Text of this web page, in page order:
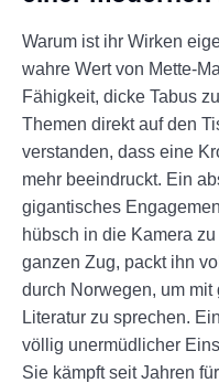
Warum ist ihr Wirken
wahre Wert von Mette-
Fähigkeit, dicke Tabus
Themen direkt auf den
verstanden, dass eine
mehr beeindruckt. Ein
gigantisches
hübsch in die Kamera
ganzen Zug, packt ihn
durch Norwegen, um
Literatur zu sprechen.
völlig unermüdlicher
Sie kämpft seit Jahren